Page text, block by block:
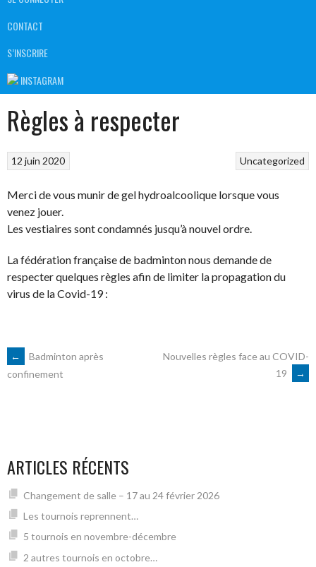
CONTACT
S’INSCRIRE
INSTAGRAM
Règles à respecter
Uncategorized
12 juin 2020
Merci de vous munir de gel hydroalcoolique lorsque vous
venez jouer.
Les vestiaires sont condamnés jusqu’à nouvel ordre.
La fédération française de badminton nous demande de
respecter quelques règles afin de limiter la propagation du
virus de la Covid-19 :
NAVIGATION
←
Badminton après
confinement
Nouvelles règles face au COVID-
19
→
ARTICLES RÉCENTS
Changement de salle – 17 au 24 février 2026
Les tournois reprennent…
5 tournois en novembre-décembre
2 autres tournois en octobre…